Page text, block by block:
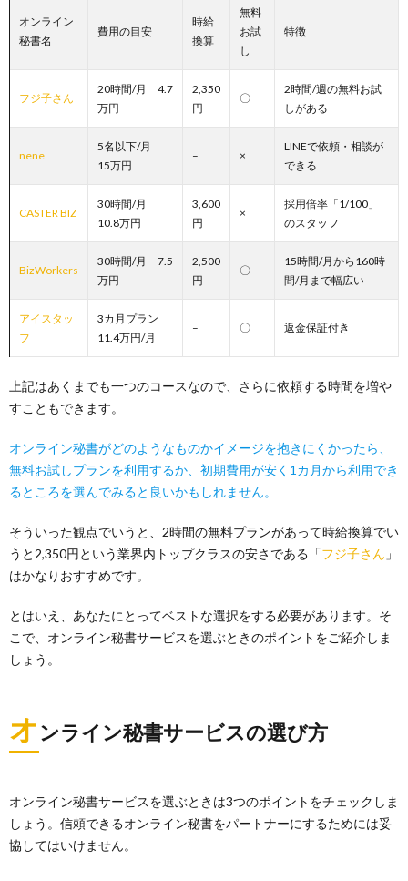
オンライン
秘書名
費用の目安
時給
換算
無料
お試
し
特徴
フジ子さん
20時間/月 4.7
万円
2,350
円
〇
2時間/週の無料お試
しがある
nene
5名以下/月
15万円
– ×
LINEで依頼・相談が
できる
CASTER BIZ
30時間/月
10.8万円
3,600
円
×
採用倍率「1/100」
のスタッフ
BizWorkers
30時間/月 7.5
万円
2,500
円
〇
15時間/月から160時
間/月まで幅広い
アイスタッ
フ
3カ月プラン
11.4万円/月
– 〇 返金保証付き
上記はあくまでも一つのコースなので、さらに依頼する時間を増や
すこともできます。
オンライン秘書がどのようなものかイメージを抱きにくかったら、
無料お試しプランを利用するか、初期費用が安く1カ月から利用でき
るところを選んでみると良いかもしれません。
そういった観点でいうと、2時間の無料プランがあって時給換算でい
うと2,350円という業界内トップクラスの安さである「フジ子さん 」
はかなりおすすめです。
とはいえ、あなたにとってベストな選択をする必要があります。そ
こで、オンライン秘書サービスを選ぶときのポイントをご紹介しま
しょう。
オンライン秘書サービスの選び方
オンライン秘書サービスを選ぶときは3つのポイントをチェックしま
しょう。信頼できるオンライン秘書をパートナーにするためには妥
協してはいけません。